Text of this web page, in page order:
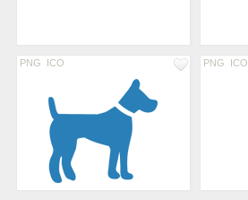
PNG ICO PNG ICO